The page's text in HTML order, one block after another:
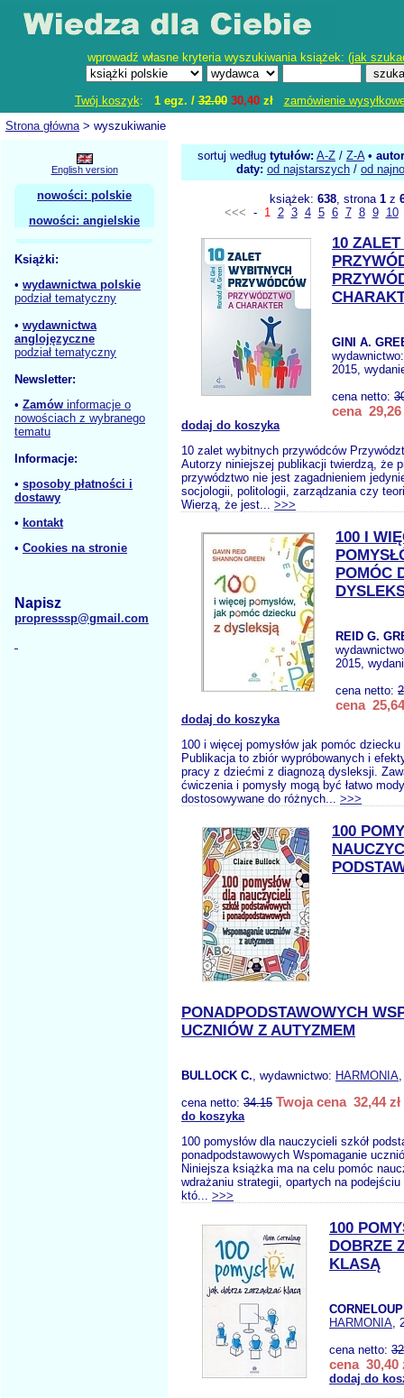
wprowadź własne kryteria wyszukiwania książek: (jak
Twój koszyk: 1 egz. /32.00 30,40zł
zamówienie
Strona główna> wyszukiwanie
English version
nowości: polskie
nowości: angielskie
Książki:
• wydawnictwa polskie
podział tematyczny
• wydawnictwa
anglojęzyczne
podział tematyczny
Newsletter:
• Zamów informacje o
nowościach z wybranego
tematu
Informacje:
• sposoby płatności i
dostawy
• kontakt
• Cookies na stronie
Napisz
propresssp@gmail.com
sortuj według tytułów: A-Z / Z-A•
daty: od najstarszych / od
książek: 638, strona 1z
<<< - 1 2 3 4 5 6 7 8 9 10
10
GINI A.
2015,
cena netto:
cena 29,26
dodaj do koszyka
10 zalet wybitnych przywódców
Autorzy niniejszej publikacji twierdzą, że
przywództwo nie jest zagadnieniem
socjologii, politologii, zarządzania czy
Wierzą, że jest... >>>
100 I
POMÓC
REID G.
2015,
cena netto:
cena
dodaj do koszyka
100 i więcej pomysłów jak pomóc
Publikacja to zbiór wypróbowanych i
pracy z dziećmi z diagnozą dysleksji.
ćwiczenia i pomysły mogą być łatwo
dostosowywane do różnych... >>>
100
PONADPODSTAWOWYCH
UCZNIÓW Z AUTYZMEM
BULLOCK C., wydawnictwo: HARMONIA
cena netto: 34.15 Twoja cena 32,44 zł
do koszyka
100 pomysłów dla nauczycieli szkół
ponadpodstawowych Wspomaganie
Niniejsza książka ma na celu pomóc
wdrażaniu strategii, opartych na
któ... >>>
100
DOBRZE
KLASĄ
HARMONIA,
cena netto:
cena 30,40
dodaj do